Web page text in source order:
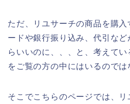
ただ、リユサーチの商品を購
ードや銀行振り込み、代引な
らいいのに、、、と、考えて
をご覧の方の中にはいるのでは
そこでこちらのページでは、リ